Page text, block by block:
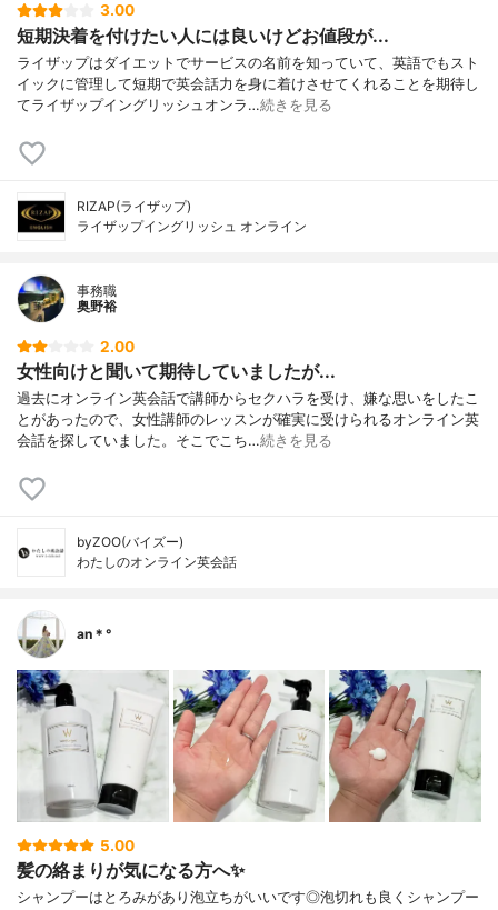
3.00
短期決着を付けたい人には良いけどお値段が...
ライザップはダイエットでサービスの名前を知っていて、英語でもスト
イックに管理して短期で英会話力を身に着けさせてくれることを期待し
てライザップイングリッシュオンラ…続きを見る
RIZAP(ライザップ)
ライザップイングリッシュ オンライン
事務職
奥野裕
2.00
女性向けと聞いて期待していましたが...
過去にオンライン英会話で講師からセクハラを受け、嫌な思いをしたこ
とがあったので、女性講師のレッスンが確実に受けられるオンライン英
会話を探していました。そこでこち…続きを見る
byZOO(バイズー)
わたしのオンライン英会話
an＊°
5.00
髪の絡まりが気になる方へ✨
シャンプーはとろみがあり泡立ちがいいです◎泡切れも良くシャンプー